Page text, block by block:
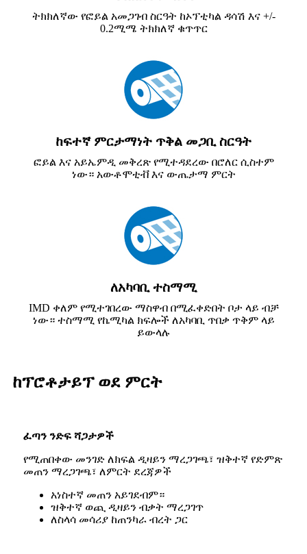
ትክክለኛው የፎይል አመጋገብ ስርዓት ከኦፕቲካል ዳሳሽ እና +/-
0.2ሚሜ ትክክለኛ ቁጥጥር
ከፍተኛ ምርታማነት ጥቅል መጋቢ ስርዓት
ፎይል እና አይኤምዲ መቅረጽ የሚተዳደረው በሮለር ሲስተም
ነው። አውቶሞቲቭ እና ውጤታማ ምርት
ለአካባቢ ተስማሚ
IMD ቀለም የሚተገበረው ማስዋብ በሚፈቀድበት ቦታ ላይ ብቻ
ነው። ተስማሚ የኬሚካል ክፍሎች ለአካባቢ ጥበቃ ጥቅም ላይ
ይውላሉ
ከፕሮቶታይፕ ወደ ምርት
ፈጣን ንድፍ ሻጋታዎች
የሚጠበቀው መንገድ ለክፍል ዲዛይን ማረጋገጫ፣ ዝቅተኛ የድምጽ
መጠን ማረጋገጫ፣ ለምርት ደረጃዎች
አነስተኛ መጠን አይገደብም።
ዝቅተኛ ወጪ ዲዛይን ብቃት ማረጋገጥ
ለስላሳ መሳሪያ ከጠንካራ ብረት ጋር